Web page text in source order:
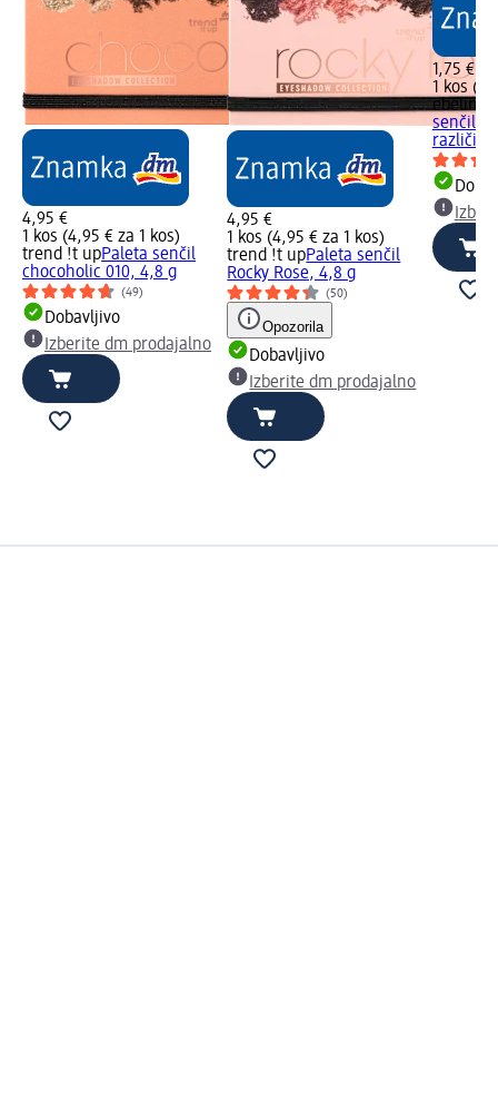
4,95 €
1 kos (4,95 € za 1 kos)
trend !t upPaleta senčil
chocoholic 010, 4,8 g
(49)
Dobavljivo
Izberite dm prodajalno
4,95 €
1 kos (4,95 € za 1 kos)
trend !t upPaleta senčil
Rocky Rose, 4,8 g
(50)
Opozorila
Dobavljivo
Izberite dm prodajalno
1,75 €
1 kos
ebelin
senčila
različic,